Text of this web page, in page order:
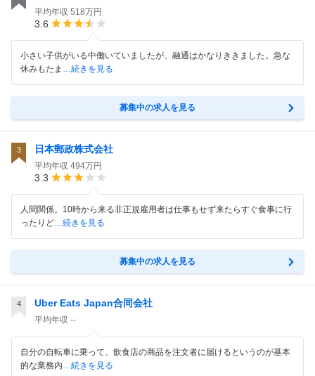
平均年収 518万円
3.6
小さい子供がいる中働いていましたが、融通はかなりききました。急な
休みもたま …続きを見る
募集中の求人を見る
3 日本郵政株式会社
平均年収 494万円
3.3
人間関係。10時から来る非正規雇用者は仕事もせず来たらすぐ食事に行
ったりど…続きを見る
募集中の求人を見る
4 Uber Eats Japan合同会社
平均年収 --
自分の自転車に乗って、飲食店の商品を注文者に届けるというのが基本
的な業務内…続きを見る